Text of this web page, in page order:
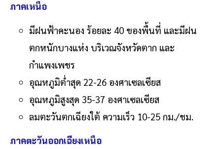
ภาคเหนือ
มีฝนฟ้าคะนอง ร้อยละ 40 ของพื้นที่ และมีฝน
ตกหนักบางแห่ง บริเวณจังหวัดตาก และ
กำแพงเพชร
อุณหภูมิต่ำสุด 22-26 องศาเซลเซียส
อุณหภูมิสูงสุด 35-37 องศาเซลเซียส
ลมตะวันตกเฉียงใต้ ความเร็ว 10-25 กม./ชม.
ภาคตะวันออกเฉียงเหนือ